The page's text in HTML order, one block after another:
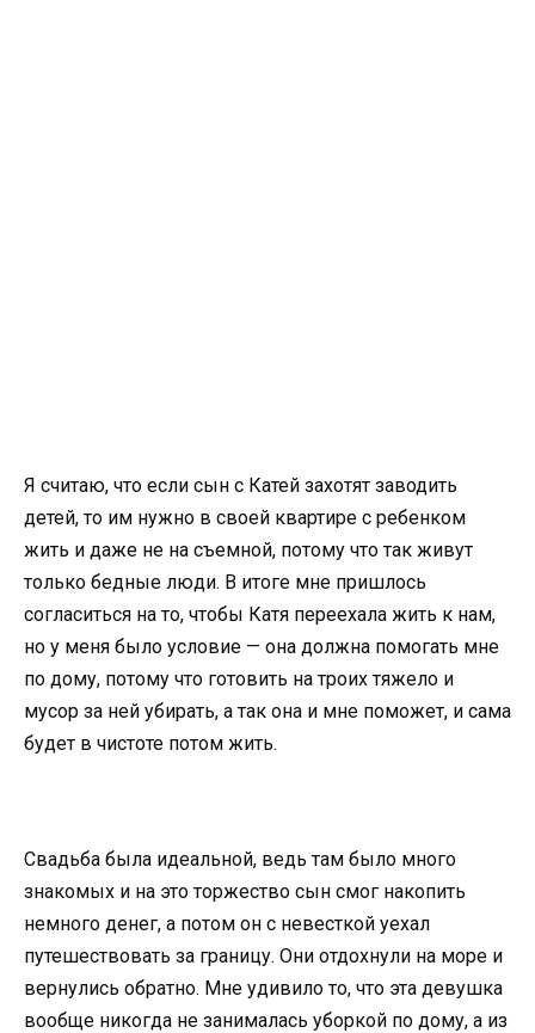
Я считаю, что если сын с Катей захотят заводить
детей, то им нужно в своей квартире с ребенком
жить и даже не на съемной, потому что так живут
только бедные люди. В итоге мне пришлось
согласиться на то, чтобы Катя переехала жить к нам,
но у меня было условие — она должна помогать мне
по дому, потому что готовить на троих тяжело и
мусор за ней убирать, а так она и мне поможет, и сама
будет в чистоте потом жить.
Свадьба была идеальной, ведь там было много
знакомых и на это торжество сын смог накопить
немного денег, а потом он с невесткой уехал
путешествовать за границу. Они отдохнули на море и
вернулись обратно. Мне удивило то, что эта девушка
вообще никогда не занималась уборкой по дому, а из